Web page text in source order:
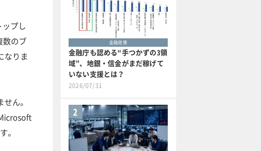
プし
数のブ
なりま
ん。
。
金融政策
金融庁も認める“手つかずの3領
域”、地銀・信金がまだ稼げて
いない支援とは？
2026/07/31
2